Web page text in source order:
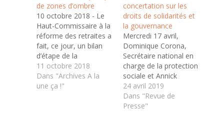
de zones d’ombre
10 octobre 2018 - Le
Haut-Commissaire à la
réforme des retraites a
fait, ce jour, un bilan
d’étape de la
concertation sur la
réforme des retraites.
L’UNSA qui, depuis le
11 octobre 2018
Dans "Archives A la
une ça !"
concertation sur les
droits de solidarités et
la gouvernance
Mercredi 17 avril,
Dominique Corona,
Secrétaire national en
charge de la protection
sociale et Annick
Fayard, Conseillère
nationale retraite et
santé au travail ont
24 avril 2019
Dans "Revue de
Presse"